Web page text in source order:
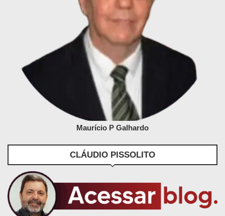
Maurício P Galhardo
CLÁUDIO PISSOLITO